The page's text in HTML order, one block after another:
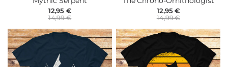
12,95 €
14,99 €
12,95 €
14,99 €